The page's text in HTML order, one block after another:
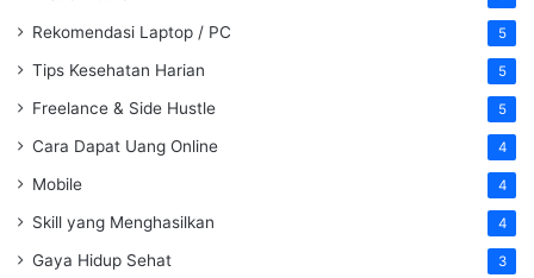
Rekomendasi Laptop / PC 5
Tips Kesehatan Harian 5
Freelance & Side Hustle 5
Cara Dapat Uang Online 4
Mobile 4
Skill yang Menghasilkan 4
Gaya Hidup Sehat 3